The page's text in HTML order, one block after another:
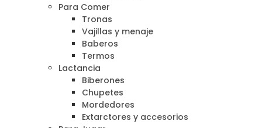
Para Comer
Tronas
Vajillas y menaje
Baberos
Termos
Lactancia
Biberones
Chupetes
Mordedores
Extarctores y accesorios